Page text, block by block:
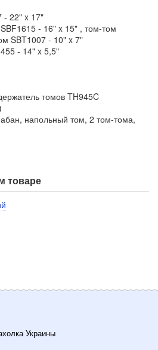
- 22" x 17"
- 16" x 15" , том-том
SBT1007 - 10" x 7"
- 14" x 5,5"
томов TH945C
напольный том, 2 том-тома,
товаре
Украины